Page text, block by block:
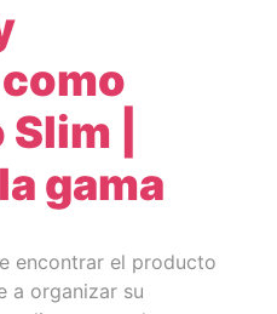
|
gama
encontrar el producto
a organizar su